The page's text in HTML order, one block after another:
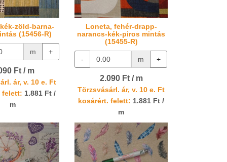
zöld-barna-
(15456-R)
m +
Ft / m
ár, v. 10 e. Ft
felett: 1.881 Ft /
m
Loneta, fehér-drapp-
narancs-kék-piros mintás
(15455-R)
- m +
2.090 Ft / m
Törzsvásárl. ár, v. 10 e. Ft
kosárért. felett: 1.881 Ft /
m